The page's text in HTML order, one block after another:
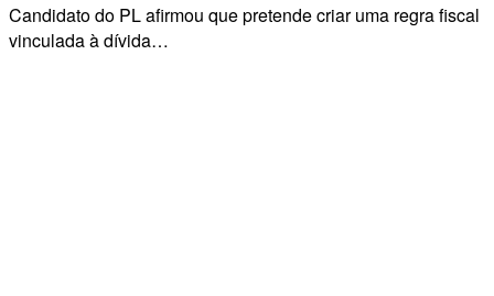
Candidato do PL afirmou que pretende criar uma regra fiscal
vinculada à dívida…